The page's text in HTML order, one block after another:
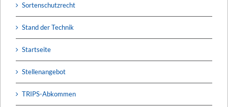
Sortenschutzrecht
Stand der Technik
Startseite
Stellenangebot
TRIPS-Abkommen